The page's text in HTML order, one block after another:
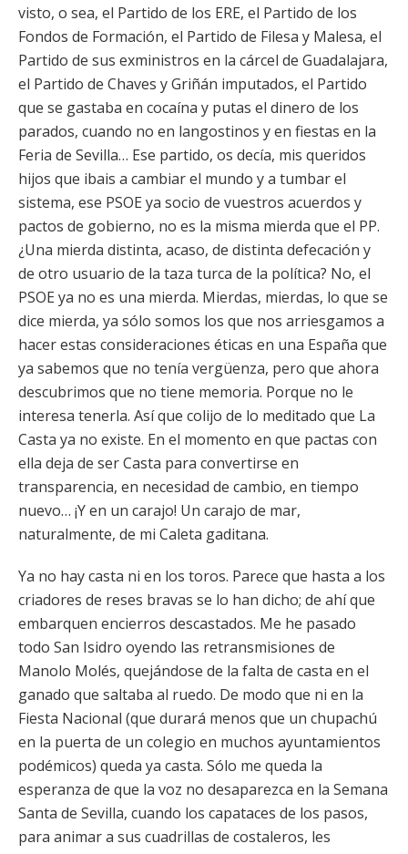
visto, o sea, el Partido de los ERE, el Partido de los
Fondos de Formación, el Partido de Filesa y Malesa, el
Partido de sus exministros en la cárcel de Guadalajara,
el Partido de Chaves y Griñán imputados, el Partido
que se gastaba en cocaína y putas el dinero de los
parados, cuando no en langostinos y en fiestas en la
Feria de Sevilla… Ese partido, os decía, mis queridos
hijos que ibais a cambiar el mundo y a tumbar el
sistema, ese PSOE ya socio de vuestros acuerdos y
pactos de gobierno, no es la misma mierda que el PP.
¿Una mierda distinta, acaso, de distinta defecación y
de otro usuario de la taza turca de la política? No, el
PSOE ya no es una mierda. Mierdas, mierdas, lo que se
dice mierda, ya sólo somos los que nos arriesgamos a
hacer estas consideraciones éticas en una España que
ya sabemos que no tenía vergüenza, pero que ahora
descubrimos que no tiene memoria. Porque no le
interesa tenerla. Así que colijo de lo meditado que La
Casta ya no existe. En el momento en que pactas con
ella deja de ser Casta para convertirse en
transparencia, en necesidad de cambio, en tiempo
nuevo… ¡Y en un carajo! Un carajo de mar,
naturalmente, de mi Caleta gaditana.
Ya no hay casta ni en los toros. Parece que hasta a los
criadores de reses bravas se lo han dicho; de ahí que
embarquen encierros descastados. Me he pasado
todo San Isidro oyendo las retransmisiones de
Manolo Molés, quejándose de la falta de casta en el
ganado que saltaba al ruedo. De modo que ni en la
Fiesta Nacional (que durará menos que un chupachú
en la puerta de un colegio en muchos ayuntamientos
podémicos) queda ya casta. Sólo me queda la
esperanza de que la voz no desaparezca en la Semana
Santa de Sevilla, cuando los capataces de los pasos,
para animar a sus cuadrillas de costaleros, les